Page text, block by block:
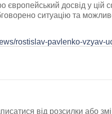
європейський досвід у
ситуацію та
rostislav-pavlenko-vzyav-
від розсилки або